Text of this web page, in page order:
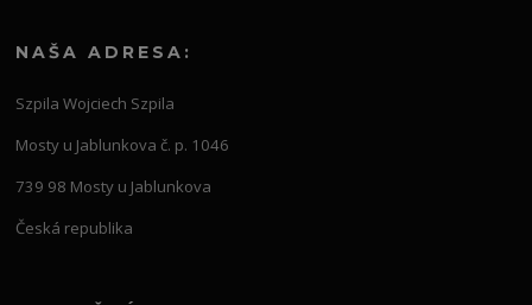
NAŠA ADRESA:
Szpila Wojciech Szpila
Mosty u Jablunkova č. p. 1046
739 98 Mosty u Jablunkova
Česká republika